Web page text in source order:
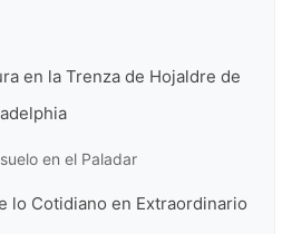
en la Trenza de Hojaldre de
en el Paladar
lo Cotidiano en Extraordinario